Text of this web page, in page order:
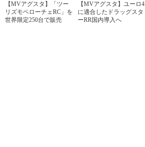
【MVアグスタ】「ツー
リズモベローチェRC」を
世界限定250台で販売
【MVアグスタ】ユーロ4
に適合したドラッグスタ
ーRR国内導入へ